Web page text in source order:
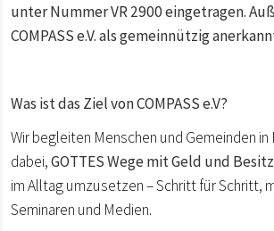
unter Nummer VR 2900 eingetragen.
COMPASS e.V. als gemeinnützig
Was ist das Ziel von COMPASS e.V?
Wir begleiten Menschen und Gemeinden
dabei,GOTTES Wege mit Geld und Besitz
im Alltag umzusetzen – Schritt für Schritt,
Seminaren und Medien.